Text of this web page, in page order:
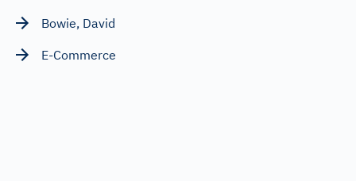
Bowie, David
E-Commerce